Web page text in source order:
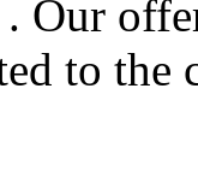
Our
to the